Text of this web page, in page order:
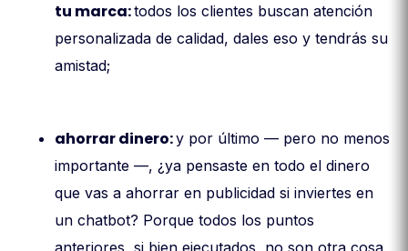
tu marca:todos los clientes buscan atención
personalizada de calidad, dales eso y tendrás su
amistad;
ahorrar dinero:y por último — pero no menos
importante —, ¿ya pensaste en todo el dinero
que vas a ahorrar en publicidad si inviertes en
un chatbot? Porque todos los puntos